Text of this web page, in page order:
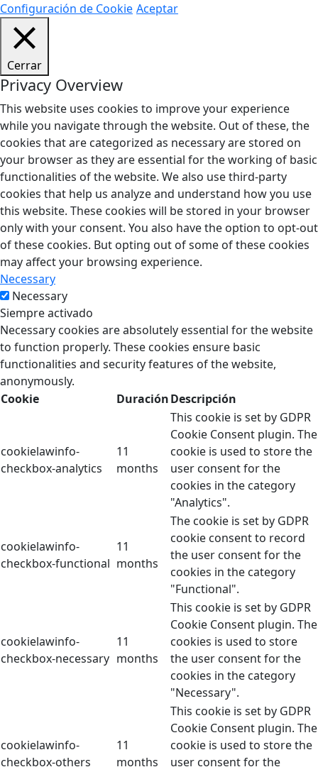
Configuración de Cookie Aceptar
Cerrar
Privacy Overview
This website uses cookies to improve your experience
while you navigate through the website. Out of these, the
cookies that are categorized as necessary are stored on
your browser as they are essential for the working of basic
functionalities of the website. We also use third-party
cookies that help us analyze and understand how you use
this website. These cookies will be stored in your browser
only with your consent. You also have the option to opt-out
of these cookies. But opting out of some of these cookies
may affect your browsing experience.
Necessary
Necessary
Siempre activado
Necessary cookies are absolutely essential for the website
to function properly. These cookies ensure basic
functionalities and security features of the website,
anonymously.
Cookie
DuraciónDescripción
cookielawinfo-
checkbox-analytics
11
months
This cookie is set by GDPR
Cookie Consent plugin. The
cookie is used to store the
user consent for the
cookies in the category
"Analytics".
cookielawinfo-
checkbox-functional
11
months
The cookie is set by GDPR
cookie consent to record
the user consent for the
cookies in the category
"Functional".
cookielawinfo-
checkbox-necessary
11
months
This cookie is set by GDPR
Cookie Consent plugin. The
cookies is used to store
the user consent for the
cookies in the category
"Necessary".
cookielawinfo-
checkbox-others
11
months
This cookie is set by GDPR
Cookie Consent plugin. The
cookie is used to store the
user consent for the